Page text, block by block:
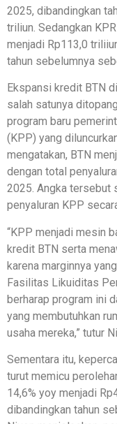
2025, dibandingkan
triliun. Sedangkan
menjadi Rp113,0
tahun sebelumnya
Ekspansi kredit BTN
salah satunya
program baru
(KPP) yang
mengatakan, BTN
dengan total
2025. Angka tersebut
penyaluran KPP
“KPP menjadi mesin
kredit BTN serta
karena marginnya
Fasilitas Likuiditas
berharap program ini
yang membutuhkan
usaha mereka,” tutur
Sementara itu,
turut memicu
14,6% yoy menjadi
dibandingkan tahun